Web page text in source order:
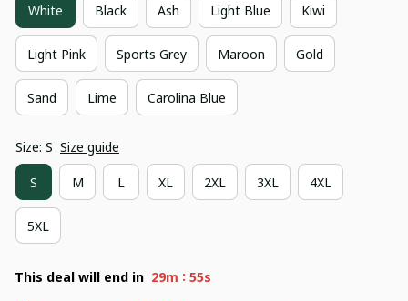
White Black Ash Light Blue Kiwi
Light Pink Sports Grey Maroon Gold
Sand Lime Carolina Blue
Size: S Size guide
S M L XL 2XL 3XL 4XL
5XL
This deal will end in 29m : 54s